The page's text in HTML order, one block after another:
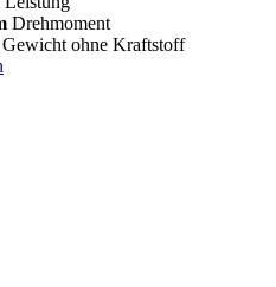
Drehmoment
Gewicht ohne Kraftstoff